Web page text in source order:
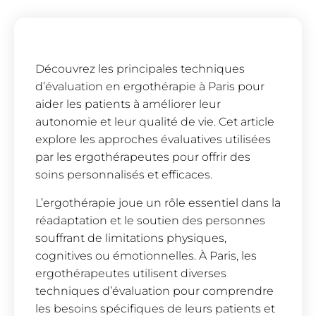
Découvrez les principales techniques
d’évaluation en ergothérapie à Paris pour
aider les patients à améliorer leur
autonomie et leur qualité de vie. Cet article
explore les approches évaluatives utilisées
par les ergothérapeutes pour offrir des
soins personnalisés et efficaces.
L’ergothérapie joue un rôle essentiel dans la
réadaptation et le soutien des personnes
souffrant de limitations physiques,
cognitives ou émotionnelles. À Paris, les
ergothérapeutes utilisent diverses
techniques d’évaluation pour comprendre
les besoins spécifiques de leurs patients et